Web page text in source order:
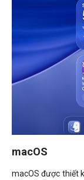
macOS
macOS được thiết